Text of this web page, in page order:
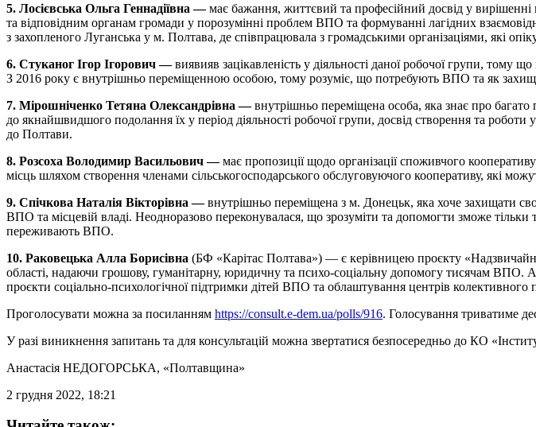
5. Лосієвська Ольга Геннадіївна —має бажання, життєвий та професійний досвід у
та відповідним органам громади у порозумінні проблем ВПО та формуванні лагідних
з захопленого Луганська у м. Полтава, де співпрацювала з громадськими організаціями, які
6. Стуканог Ігор Ігорович —виявияв зацікавленість у діяльності даної робочої групи, тому
З 2016 року є внутрішньо переміщенною особою, тому розуміє, що потребують ВПО та як
7. Мірошніченко Тетяна Олександрівна —внутрішньо переміщена особа, яка знає про
до якнайшвидшого подолання їх у період діяльності робочої групи, досвід створення та
до Полтави.
8. Розсоха Володимир Васильович —має пропозиції щодо організації споживчого
місць шляхом створення членами сільськогосподарського обслуговуючого кооперативу, які
9. Спічкова Наталія Вікторівна —внутрішньо переміщена з м. Донецьк, яка хоче захищати
ВПО та місцевій владі. Неодноразово переконувалася, що зрозуміти та допомогти зможе
переживають ВПО.
10. Раковецька Алла Борисівна (БФ «Карітас Полтава») — є керівницею проєкту
області, надаючи грошову, гуманітарну, юридичну та психо-соціальну допомогу тисячам ВПО.
проєкти соціально-психологічної підтримки дітей ВПО та облаштування центрів
Проголосувати можна за посиланням https://consult.e-dem.ua/polls/916. Голосування триватиме
У разі виникнення запитань та для консультацій можна звертатися безпосередньо до КО
Анастасія НЕДОГОРСЬКА, «Полтавщина»
2 грудня 2022, 18:21